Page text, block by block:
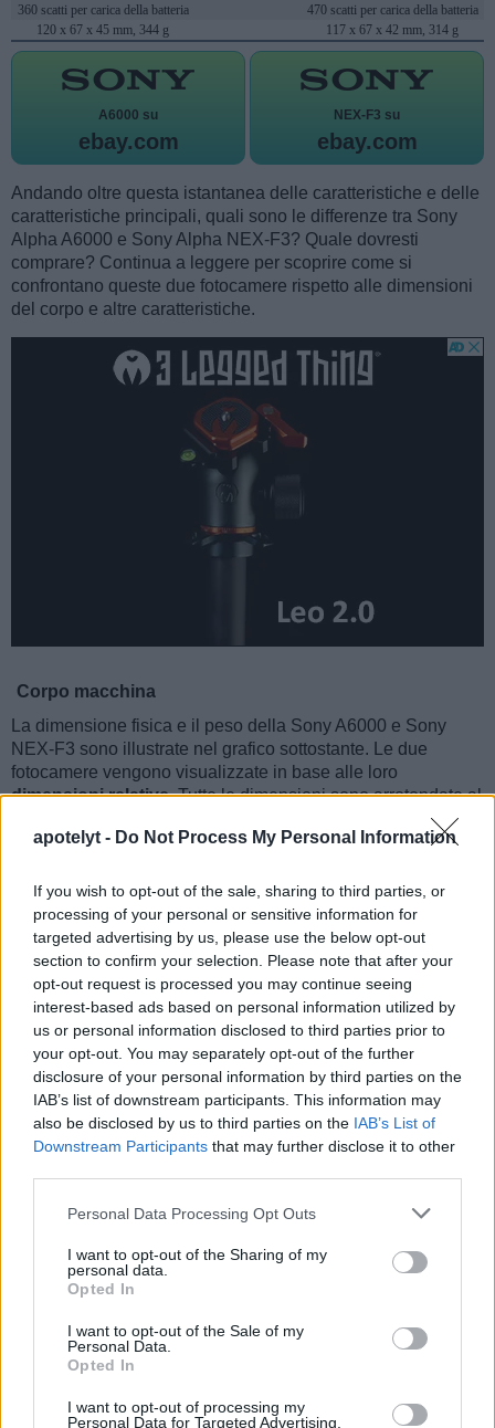
apotelyt - Do Not Process My Personal Information
If you wish to opt-out of the sale, sharing to third parties, or
processing of your personal or sensitive information for
targeted advertising by us, please use the below opt-out
section to confirm your selection. Please note that after your
opt-out request is processed you may continue seeing
interest-based ads based on personal information utilized by
us or personal information disclosed to third parties prior to
your opt-out. You may separately opt-out of the further
disclosure of your personal information by third parties on the
IAB’s list of downstream participants. This information may
also be disclosed by us to third parties on the IAB’s List of
Downstream Participants that may further disclose it to other
Please note that this website/app uses one or more Google
not limited to your visit or usage behaviour. You may click to
grant or deny consent to Google and its third-party tags to
use your data for below specified purposes in below Google
consent section.
Personal Data Processing Opt Outs
I want to opt-out of the Sharing of my
personal data.
Opted In
I want to opt-out of the Sale of my
Personal Data.
Opted In
I want to opt-out of processing my
Personal Data for Targeted Advertising.
360 scatti per carica della batteria
470 scatti per carica della batteria
120 x 67 x 45 mm, 344 g
117 x 67 x 42 mm, 314 g
A6000 su
ebay.com
NEX-F3 su
ebay.com
Andando oltre questa istantanea delle caratteristiche e delle
caratteristiche principali, quali sono le differenze tra Sony
Alpha A6000 e Sony Alpha NEX-F3? Quale dovresti
comprare? Continua a leggere per scoprire come si
confrontano queste due fotocamere rispetto alle dimensioni
del corpo e altre caratteristiche.
Corpo macchina
La dimensione fisica e il peso della Sony A6000 e Sony
NEX-F3 sono illustrate nel grafico sottostante. Le due
fotocamere vengono visualizzate in base alle loro
dimensioni relative. Tutte le dimensioni sono arrotondate al
delle due fotocamere e altri modelli di fotocamera alternativi.